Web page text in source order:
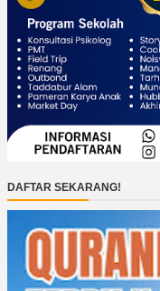
DAFTAR SEKARANG!